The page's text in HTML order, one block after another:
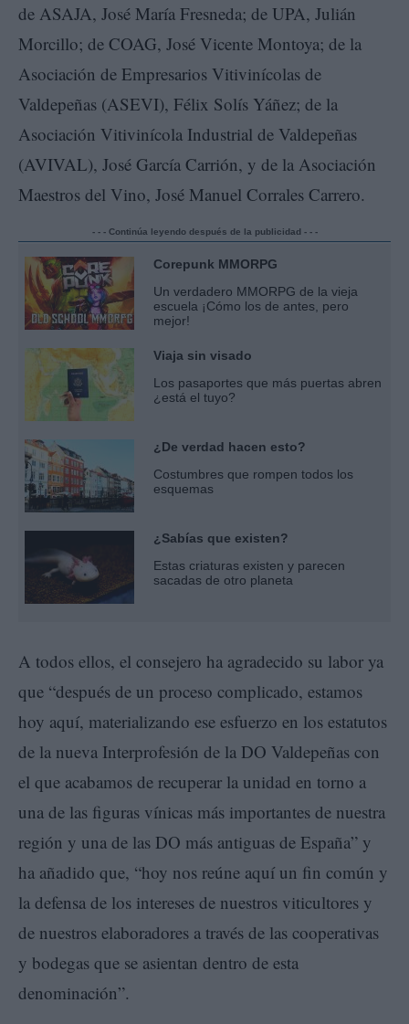
de ASAJA, José María Fresneda; de UPA, Julián
Morcillo; de COAG, José Vicente Montoya; de la
Asociación de Empresarios Vitivinícolas de
Valdepeñas (ASEVI), Félix Solís Yáñez; de la
Asociación Vitivinícola Industrial de Valdepeñas
(AVIVAL), José García Carrión, y de la Asociación
Maestros del Vino, José Manuel Corrales Carrero.
- - - Continúa leyendo después de la publicidad - - -
Corepunk MMORPG
Un verdadero MMORPG de la vieja
escuela ¡Cómo los de antes, pero
mejor!
Viaja sin visado
Los pasaportes que más puertas abren
¿está el tuyo?
¿De verdad hacen esto?
Costumbres que rompen todos los
esquemas
¿Sabías que existen?
Estas criaturas existen y parecen
sacadas de otro planeta
A todos ellos, el consejero ha agradecido su labor ya
que “después de un proceso complicado, estamos
hoy aquí, materializando ese esfuerzo en los estatutos
de la nueva Interprofesión de la DO Valdepeñas con
el que acabamos de recuperar la unidad en torno a
una de las figuras vínicas más importantes de nuestra
región y una de las DO más antiguas de España” y
ha añadido que, “hoy nos reúne aquí un fin común y
la defensa de los intereses de nuestros viticultores y
de nuestros elaboradores a través de las cooperativas
y bodegas que se asientan dentro de esta
denominación”.